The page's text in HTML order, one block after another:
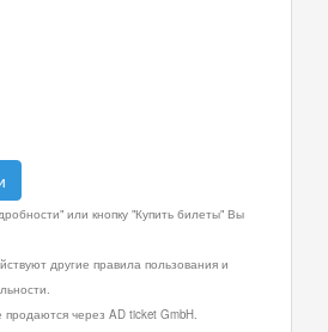
или кнопку "Купить билеты" Вы
другие правила пользования и
через AD ticket GmbH.